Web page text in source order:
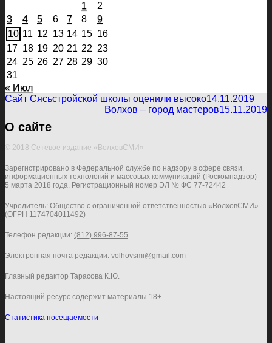
1
2
3
4 5 6 7 8
9
10 11 12 13 14 15 16
17 18 19 20 21 22 23
24 25 26 27 28 29 30
31
« Июл
Сайт Сясьстройской школы оценили высоко14.11.2019
Волхов – город мастеров15.11.2019
О сайте
© 2018 Сетевое издание «ВолховСМИ»
Зарегистрировано в Федеральной службе по надзору в сфере связи,
информационных технологий и массовых коммуникаций (Роскомнадзор)
5 марта 2018 года. Регистрационный номер ЭЛ № ФС 77-72442
Учредитель: Общество с ограниченной ответственностью «ВолховСМИ»
(ОГРН 1174704011492)
Телефон редакции: (812) 996-87-55
Электронная почта редакции: volhovsmi@gmail.com
Главный редактор Тарасова К.Ю.
Настоящий ресурс содержит материалы 18+
Статистика посещаемости